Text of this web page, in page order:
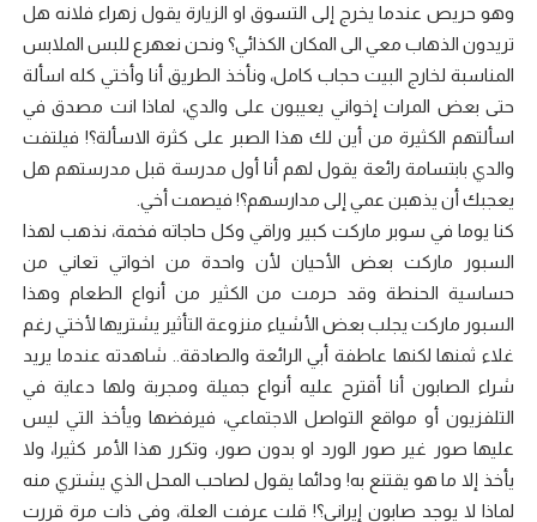
وهو حريص عندما يخرج إلى التسوق او الزيارة يقول زهراء فلانه هل
تريدون الذهاب معي الى المكان الكذائي؟ ونحن نعهرع للبس الملابس
المناسبة لخارج البيت حجاب كامل، ونأخذ الطريق أنا وأختي كله اسألة
حتى بعض المرات إخواني يعيبون على والدي، لماذا انت مصدق في
اسألتهم الكثيرة من أين لك هذا الصبر على كثرة الاسألة؟! فيلتفت
والدي بابتسامة رائعة يقول لهم أنا أول مدرسة قبل مدرستهم هل
يعجبك أن يذهبن عمي إلى مدارسهم؟! فيصمت أخي.
كنا يوما في سوبر ماركت كبير وراقي وكل حاجاته فخمة، نذهب لهذا
السبور ماركت بعض الأحيان لأن واحدة من اخواتي تعاني من
حساسية الحنطة وقد حرمت من الكثير من أنواع الطعام وهذا
السبور ماركت يجلب بعض الأشياء منزوعة التأثير يشتريها لأختي رغم
غلاء ثمنها لكنها عاطفة أبي الرائعة والصادقة.. شاهدته عندما يريد
شراء الصابون أنا أقترح عليه أنواع جميلة ومجربة ولها دعاية في
التلفزيون أو مواقع التواصل الاجتماعي، فيرفضها ويأخذ التي ليس
عليها صور غير صور الورد او بدون صور، وتكرر هذا الأمر كثيرا، ولا
يأخذ إلا ما هو يقتنع به! ودائما يقول لصاحب المحل الذي يشتري منه
لماذا لا يوجد صابون إيراني؟! قلت عرفت العلة، وفي ذات مرة قررت